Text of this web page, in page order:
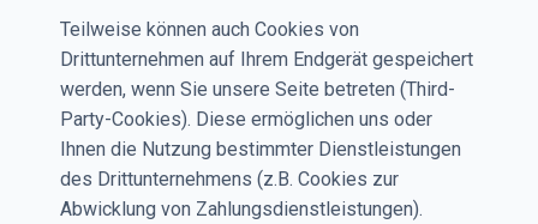
Teilweise können auch Cookies von
Drittunternehmen auf Ihrem Endgerät gespeichert
werden, wenn Sie unsere Seite betreten (Third-
Party-Cookies). Diese ermöglichen uns oder
Ihnen die Nutzung bestimmter Dienstleistungen
des Drittunternehmens (z.B. Cookies zur
Abwicklung von Zahlungsdienstleistungen).